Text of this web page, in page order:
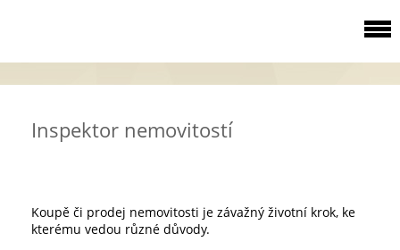
Inspektor nemovitostí
Koupě či prodej nemovitosti je závažný životní krok, ke
kterému vedou různé důvody.